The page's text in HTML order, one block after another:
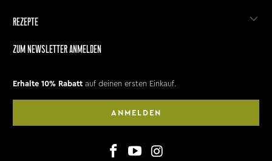
REZEPTE
ZUM NEWSLETTER ANMELDEN
Erhalte 10% Rabatt auf deinen ersten Einkauf.
ANMELDEN